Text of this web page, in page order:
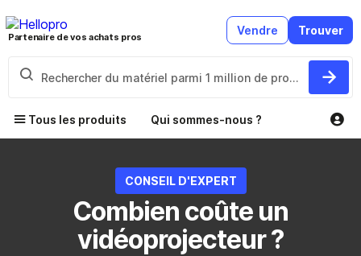
Partenaire de vos achats pros Vendre Trouver
Tous les produits Qui sommes-nous ?
CONSEIL D'EXPERT
Combien coûte un
vidéoprojecteur ?